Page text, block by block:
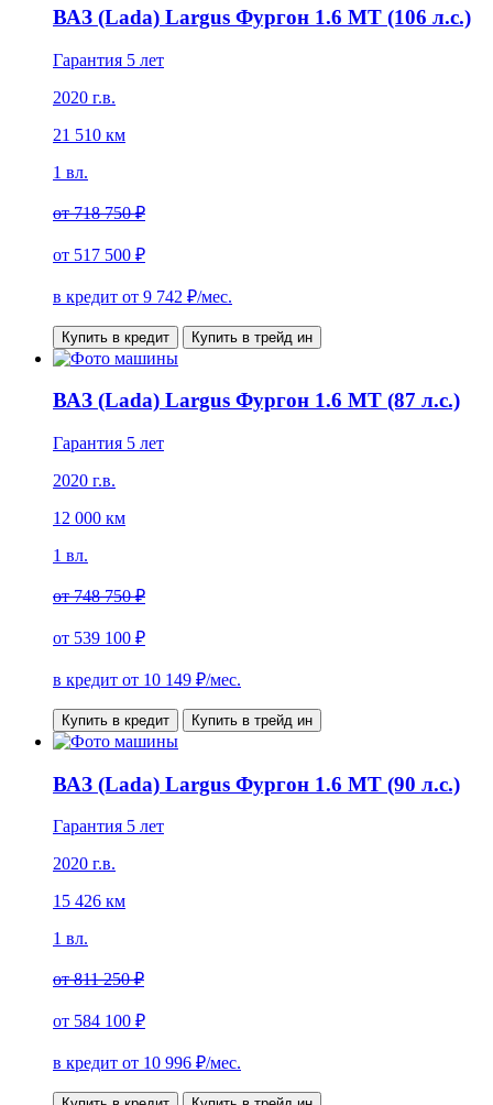
ВАЗ (Lada) Largus Фургон 1.6 MT (106 л.с.)
Гарантия 5 лет
2020 г.в.
21 510 км
1 вл.
от718 750 ₽
от 517 500 ₽
в кредит от 9 742 ₽/мес.
Купить в кредит Купить в трейд ин
ВАЗ (Lada) Largus Фургон 1.6 MT (87 л.с.)
Гарантия 5 лет
2020 г.в.
12 000 км
1 вл.
от748 750 ₽
от 539 100 ₽
в кредит от 10 149 ₽/мес.
Купить в кредит Купить в трейд ин
ВАЗ (Lada) Largus Фургон 1.6 MT (90 л.с.)
Гарантия 5 лет
2020 г.в.
15 426 км
1 вл.
от811 250 ₽
от 584 100 ₽
в кредит от 10 996 ₽/мес.